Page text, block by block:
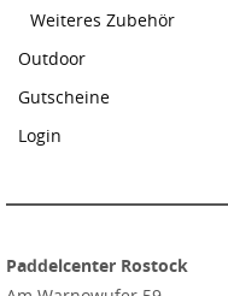
Weiteres Zubehör
Outdoor
Gutscheine
Login
Paddelcenter Rostock